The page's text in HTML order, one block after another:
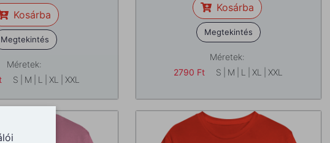
Kosárba
Megtekintés
Méretek:
S M L XL XXL
Kosárba
Megtekintés
Méretek:
2790 Ft S M L XL XXL